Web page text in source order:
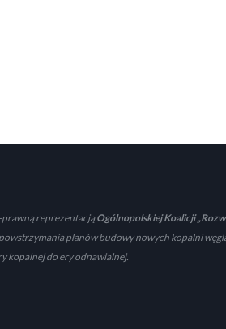
prawną reprezentacjąOgólnopolskiej Koalicji
planów budowy nowych kopalni
kopalnej do ery odnawialnej.